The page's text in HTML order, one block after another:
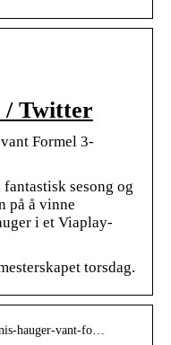
/ Twitter
Formel 3-
sesong og
på å vinne
i et Viaplay-
torsdag.
hauger-vant-fo…